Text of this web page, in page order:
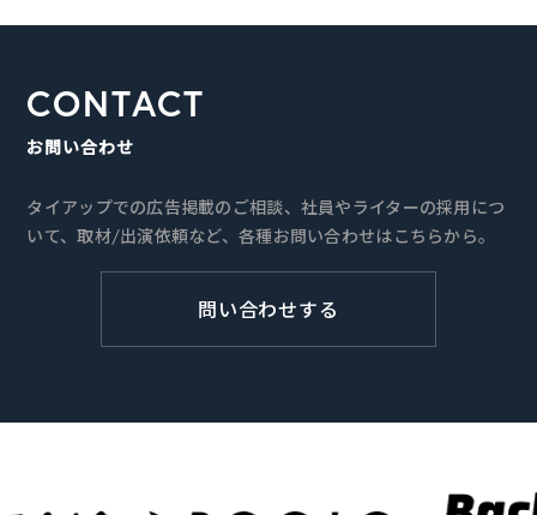
CONTACT
お問い合わせ
タイアップでの広告掲載のご相談、社員やライターの採用につ
いて、取材/出演依頼など、各種お問い合わせはこちらから。
問い合わせする